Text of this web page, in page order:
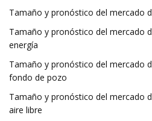
Tamaño y pronóstico del mercado
Tamaño y pronóstico del mercado
energía
Tamaño y pronóstico del mercado
fondo de pozo
Tamaño y pronóstico del mercado
aire libre